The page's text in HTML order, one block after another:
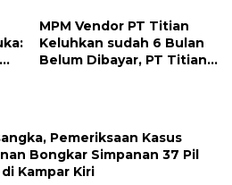
MPM Vendor PT Titian
Keluhkan sudah 6 Bulan
Belum Dibayar, PT Titian
Pemeriksaan Kasus
Bongkar Simpanan 37 Pil
Kampar Kiri